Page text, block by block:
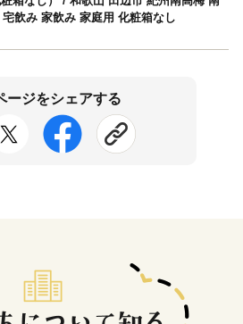
飲み 家飲み 家庭用 化粧箱なし
ージをシェアする